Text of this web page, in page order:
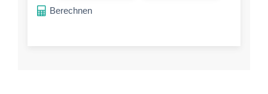
Berechnen